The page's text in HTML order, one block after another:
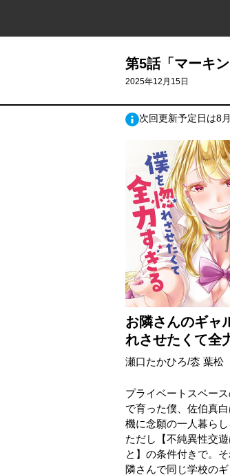
第5話「マーキン
2025年12月15日
次回更新予定日は8
お隣さんのギャ
れさせたくて全
瀬口たかひろ/枩 葉松
プライベートスペー
で育った僕、佐伯真
機に念願の一人暮らし
ただし【不純異性交遊
と】の条件付きで。
隣さんで同じ学校の